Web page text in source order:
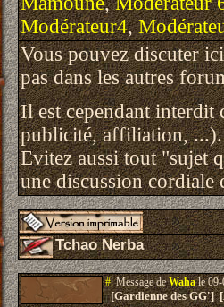
Modérateur4,
Vous pouvez discuter
pas dans les autres
Il est cependant
publicité, affiliation, ...).
Evitez aussi tout "sujet
une discussion cordiale
Tchao Nerba
#.Message deWahale 09-
[Gardienne des GG']